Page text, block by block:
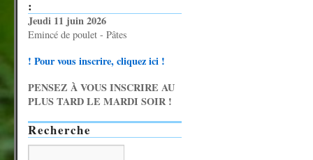
:
Jeudi 11 juin 2026
Emincé de poulet - Pâtes
! Pour vous inscrire, cliquez ici !
PENSEZ À VOUS INSCRIRE AU
PLUS TARD LE MARDI SOIR !
Recherche